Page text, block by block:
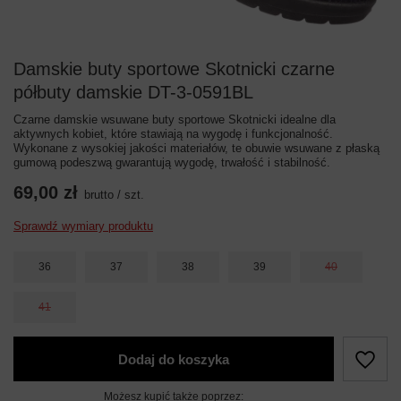
Damskie buty sportowe Skotnicki czarne
półbuty damskie DT-3-0591BL
Czarne damskie wsuwane buty sportowe Skotnicki idealne dla
aktywnych kobiet, które stawiają na wygodę i funkcjonalność.
Wykonane z wysokiej jakości materiałów, te obuwie wsuwane z płaską
gumową podeszwą gwarantują wygodę, trwałość i stabilność.
69,00 zł brutto / szt.
Sprawdź wymiary produktu
36 37 38 39 40
41
Dodaj do koszyka
Możesz kupić także poprzez: